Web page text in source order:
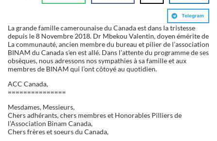
Telegram
La grande famille camerounaise du Canada est dans la tristesse
depuis le 8 Novembre 2018. Dr Mbekou Valentin, doyen émérite de
La communauté, ancien membre du bureau et pilier de l’association
BINAM du Canada s’en est allé. Dans l’attente du programme de ses
obsèques, nous adressons nos sympathies à sa famille et aux
membres de BINAM qui l’ont côtoyé au quotidien.
ACC Canada,
===============
Mesdames, Messieurs,
Chers adhérants, chers membres et Honorables Pilliers de
l’Association Binam Canada,
Chers frères et soeurs du Canada,